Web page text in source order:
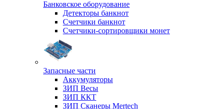
Банковское оборудование
Детекторы банкнот
Счетчики банкнот
Счетчики-сортировщики монет
Запасные части
Аккумуляторы
ЗИП Весы
ЗИП ККТ
ЗИП Сканеры Mertech